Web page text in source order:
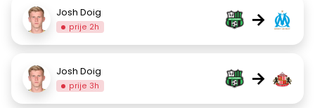
Josh Doig
prije 2h →
Josh Doig
prije 3h →